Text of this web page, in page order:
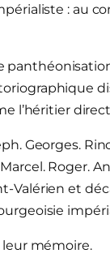
: au
l’héritier
Georges.
Marcel. Roger.
Valérien et
leur mémoire.